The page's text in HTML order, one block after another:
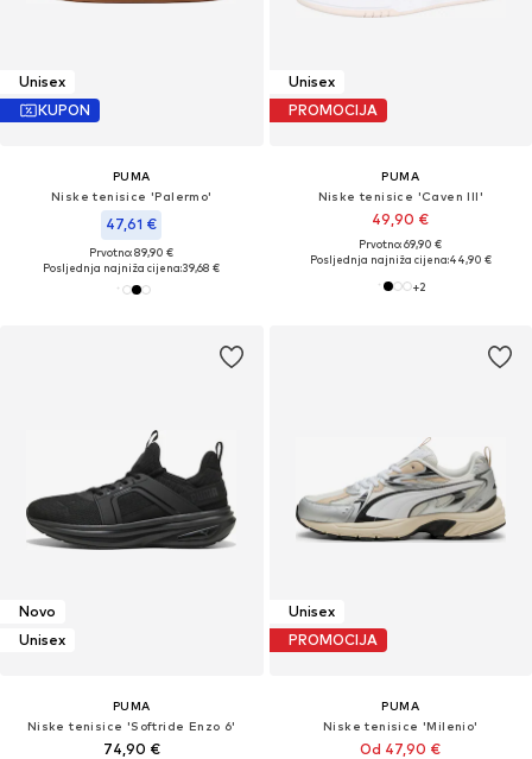
Unisex
KUPON
PUMA
Niske tenisice 'Palermo'
47,61 €
Prvotno: 89,90 €
Posljednja najniža cijena:39,68 €
Unisex
PROMOCIJA
PUMA
Niske tenisice 'Caven III'
49,90 €
Prvotno: 69,90 €
Posljednja najniža cijena:44,90 €
+2
Novo
Unisex
PUMA
Niske tenisice 'Softride Enzo 6'
74,90 €
Unisex
PROMOCIJA
PUMA
Niske tenisice 'Milenio'
Od 47,90 €